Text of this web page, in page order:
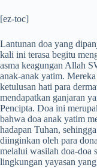
[ez-toc]
​Lantunan doa yang
kali ini terasa begitu
asma keagungan Allah
anak-anak yatim.
ketulusan hati para
mendapatkan ganjaran
Pencipta. Doa ini
bahwa doa anak yatim
hadapan Tuhan,
diinginkan oleh para
melalui wasilah doa-doa
lingkungan yayasan